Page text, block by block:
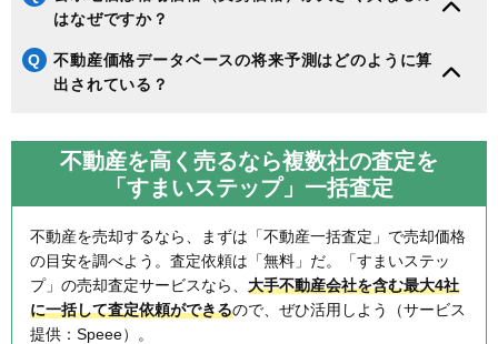
はなぜですか？
Q
不動産価格データベースの将来予測はどのように算
出されている？
不動産を高く売るなら複数社の査定を
「すまいステップ」一括査定
不動産を売却するなら、まずは「不動産一括査定」で売却価格
の目安を調べよう。査定依頼は「無料」だ。「すまいステッ
プ」の売却査定サービスなら、 大手不動産会社を含む最大4社
に一括して査定依頼ができるので、ぜひ活用しよう（サービス
提供：Speee）。